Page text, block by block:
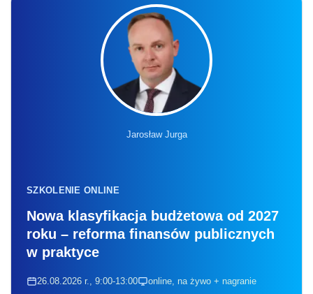
Jarosław Jurga
SZKOLENIE ONLINE
Nowa klasyfikacja budżetowa od 2027
roku – reforma finansów publicznych
w praktyce
26.08.2026 r., 9:00-13:00 online, na żywo + nagranie